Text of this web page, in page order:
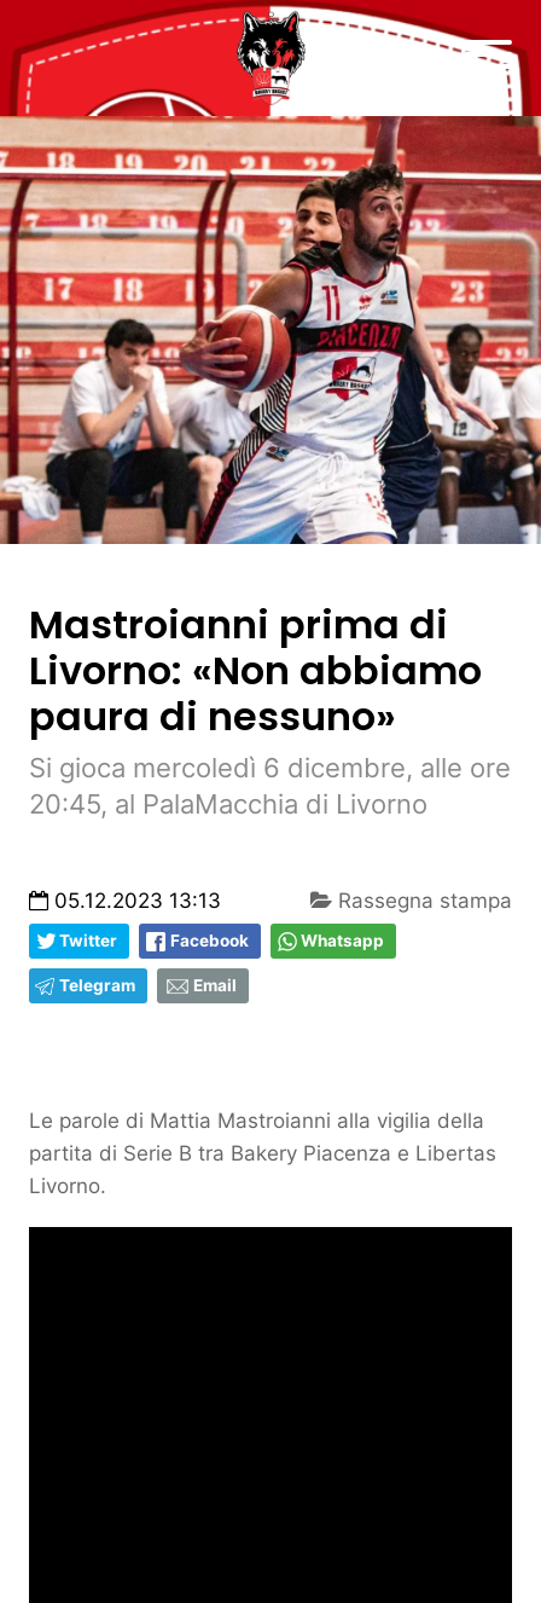
Mastroianni prima di
Livorno: «Non abbiamo
paura di nessuno»
Si gioca mercoledì 6 dicembre, alle ore
20:45, al PalaMacchia di Livorno
05.12.2023 13:13 Rassegna stampa
Twitter Facebook Whatsapp
Telegram Email
Le parole di Mattia Mastroianni alla vigilia della
partita di Serie B tra Bakery Piacenza e Libertas
Livorno.